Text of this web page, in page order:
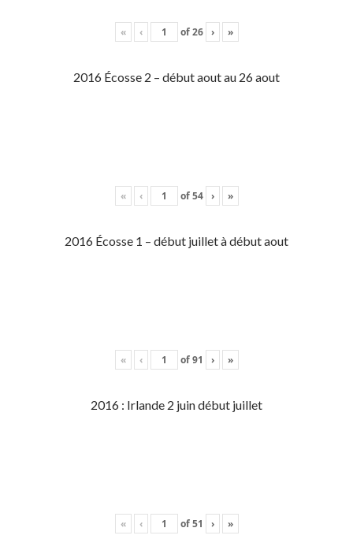
« ‹ of26 › »
2016 Écosse 2 – début aout au 26 aout
« ‹ of54 › »
2016 Écosse 1 – début juillet à début aout
« ‹ of91 › »
2016 : Irlande 2 juin début juillet
« ‹ of51 › »